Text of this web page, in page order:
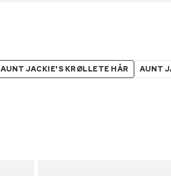
AUNT JACKIE'S KRØLLETE HÅR AUNT